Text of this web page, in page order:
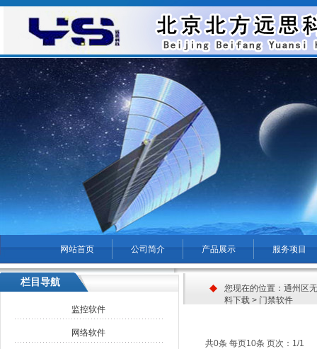
网站首页 公司简介 产品展示
服务项目
菜单名称
共0条 每页10条 页次：1/1
您现在的位置： 通州区
料下载 > 门禁软件
栏目导航
监控软件
网络软件